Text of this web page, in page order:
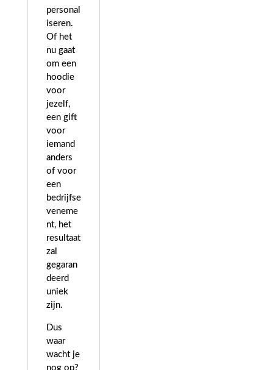
personal
iseren.
Of het
nu gaat
om een
hoodie
voor
jezelf,
een gift
voor
iemand
anders
of voor
een
bedrijfse
veneme
nt, het
resultaat
zal
gegaran
deerd
uniek
zijn.
Dus
waar
wacht je
nog op?